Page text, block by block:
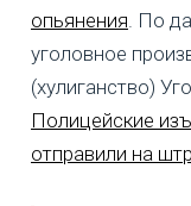
опьянения . По
уголовное
(хулиганство)
Полицейские
отправили на